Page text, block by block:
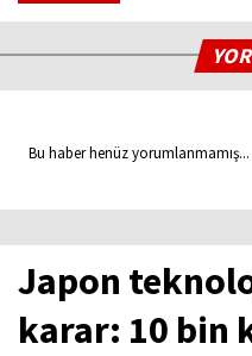
Bu haber henüz yorumlanmamış...
Japon
karar: 10 bin